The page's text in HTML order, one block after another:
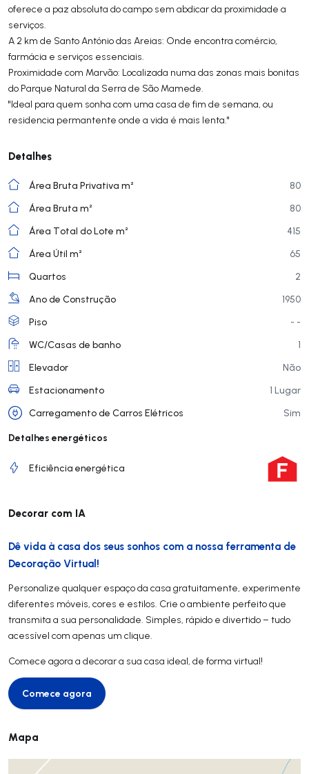
oferece a paz absoluta do campo sem abdicar da proximidade a
serviços.
​A 2 km de Santo António das Areias: Onde encontra comércio,
farmácia e serviços essenciais.
​Proximidade com Marvão: Localizada numa das zonas mais bonitas
do Parque Natural da Serra de São Mamede.
​"Ideal para quem sonha com uma casa de fim de semana, ou
residencia permantente onde a vida é mais lenta."
Detalhes
Área Bruta Privativa m²
80
Área Bruta m²
80
Área Total do Lote m²
415
Área Útil m²
65
Quartos
2
Ano de Construção
1950
Piso
- -
WC/Casas de banho
1
Elevador
Não
Estacionamento
1 Lugar
Carregamento de Carros Elétricos
Sim
Detalhes energéticos
Eficiência energética
Decorar com IA
Dê vida à casa dos seus sonhos com a nossa ferramenta de
Decoração Virtual!
Personalize qualquer espaço da casa gratuitamente, experimente
diferentes móveis, cores e estilos. Crie o ambiente perfeito que
transmita a sua personalidade. Simples, rápido e divertido – tudo
acessível com apenas um clique.
Comece agora a decorar a sua casa ideal, de forma virtual!
Comece agora
Comece agora
Mapa